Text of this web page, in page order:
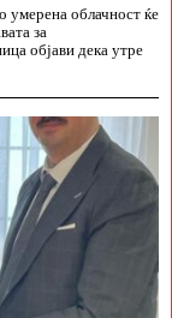
умерена облачност ќе
за
објави дека утре